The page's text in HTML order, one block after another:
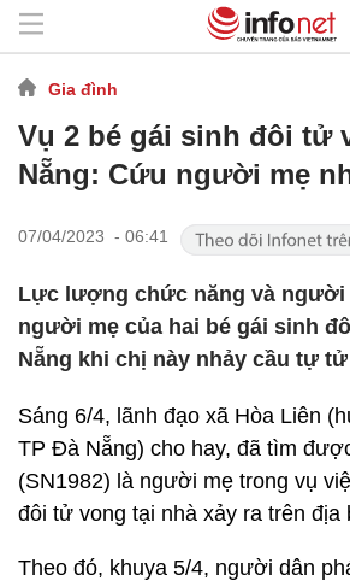
Gia đình
Vụ 2 bé gái sinh đôi tử
Nẵng: Cứu người mẹ
07/04/2023 - 06:41
Lực lượng chức năng và
người mẹ của hai bé gái sinh
Nẵng khi chị này nhảy cầu tự
Sáng 6/4, lãnh đạo xã Hòa Liên
TP Đà Nẵng) cho hay, đã tìm
(SN1982) là người mẹ trong vụ
đôi tử vong tại nhà xảy ra trên địa
Theo đó, khuya 5/4, người dân